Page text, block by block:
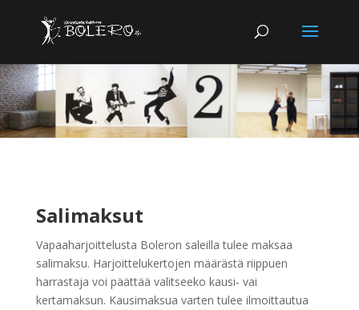
Salimaksut
Vapaaharjoittelusta Boleron saleilla tulee maksaa
salimaksu. Harjoittelukertojen määrästä riippuen
harrastaja voi päättää valitseeko kausi- vai
kertamaksun. Kausimaksua varten tulee ilmoittautua